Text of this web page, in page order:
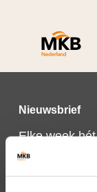
Nieuwsbrief
Elke week
Schrijf je nu
nieuwsbrief.